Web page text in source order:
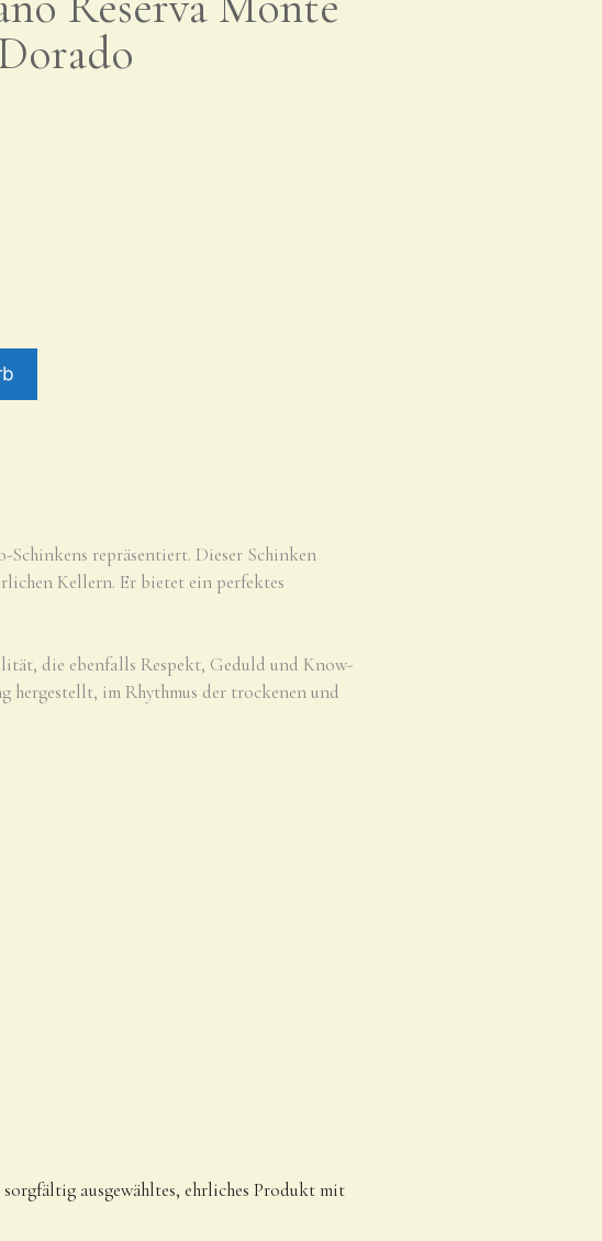
repräsentiert. Dieser Schinken
Kellern. Er bietet ein perfektes
die ebenfalls Respekt, Geduld und Know-
hergestellt, im Rhythmus der trockenen und
ausgewähltes, ehrliches Produkt mit